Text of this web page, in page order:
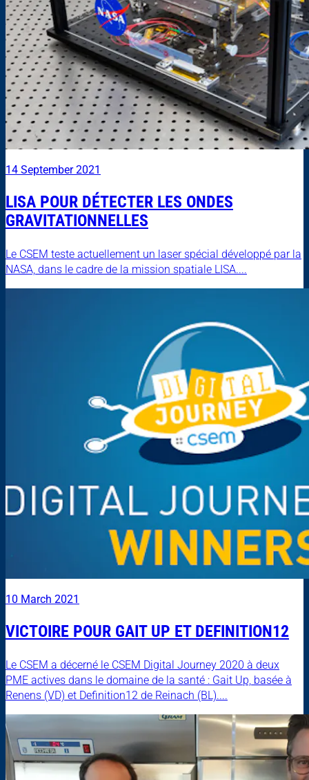
14 September 2021
LISA POUR DÉTECTER LES ONDES
GRAVITATIONNELLES
Le CSEM teste actuellement un laser spécial développé par la
NASA, dans le cadre de la mission spatiale LISA....
10 March 2021
VICTOIRE POUR GAIT UP ET DEFINITION12
Le CSEM a décerné le CSEM Digital Journey 2020 à deux
PME actives dans le domaine de la santé : Gait Up, basée à
Renens (VD) et Definition12 de Reinach (BL)....